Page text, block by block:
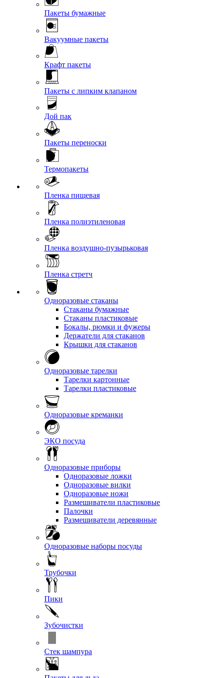
Пакеты бумажные
Вакуумные пакеты
Крафт пакеты
Пакеты с липким клапаном
Дой пак
Пакеты переноски
Термопакеты
Пленка пищевая
Пленка полиэтиленовая
Пленка воздушно-пузырьковая
Пленка стретч
Одноразовые стаканы
Стаканы бумажные
Стаканы пластиковые
Бокалы, рюмки и фужеры
Держатели для стаканов
Крышки для стаканов
Одноразовые тарелки
Тарелки картонные
Тарелки пластиковые
Одноразовые креманки
ЭКО посуда
Одноразовые приборы
Одноразовые ложки
Одноразовые вилки
Одноразовые ножи
Размешиватели пластиковые
Палочки
Размешиватели деревянные
Одноразовые наборы посуды
Трубочки
Пики
Зубочистки
Стек шампура